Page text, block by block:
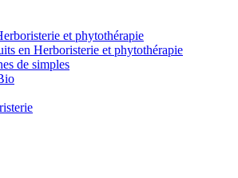
et phytothérapie
en Herboristerie et phytothérapie
de simples